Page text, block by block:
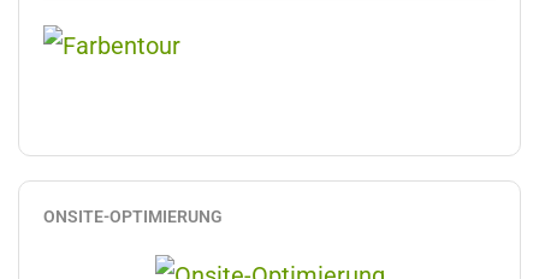
ONSITE-OPTIMIERUNG